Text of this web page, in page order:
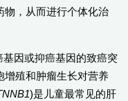
物，从而进行个体化治
因或抑癌基因的致癌突
增殖和肿瘤生长对营养
)是儿童最常见的肝